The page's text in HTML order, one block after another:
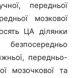
передньої
мозкової
ЦА ділянки
передньо-
мозочкової та